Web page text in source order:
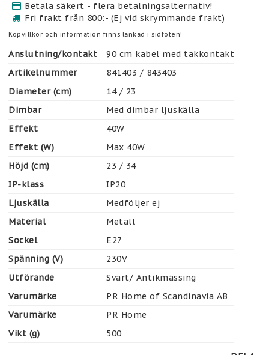
Betala säkert - flera betalningsalternativ!
Fri frakt från 800:- (Ej vid skrymmande frakt)
Köpvillkor och information finns länkad i sidfoten!
Anslutning/kontakt
90 cm kabel med takkontakt
Artikelnummer
841403 / 843403
Diameter (cm)
14 / 23
Dimbar
Med dimbar ljuskälla
Effekt
40W
Effekt (W)
Max 40W
Höjd (cm)
23 / 34
IP-klass
IP20
Ljuskälla
Medföljer ej
Material
Metall
Sockel
E27
Spänning (V)
230V
Utförande
Svart/ Antikmässing
Varumärke
PR Home of Scandinavia AB
Varumärke
PR Home
Vikt (g)
500